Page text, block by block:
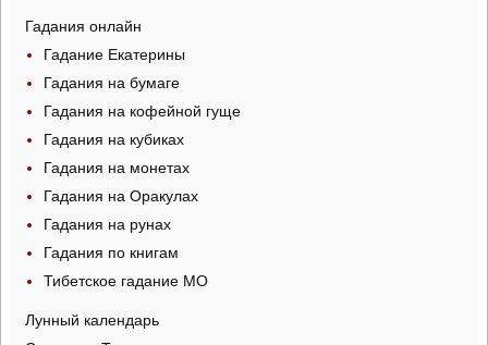
Гадания онлайн
Гадание Екатерины
Гадания на бумаге
Гадания на кофейной гуще
Гадания на кубиках
Гадания на монетах
Гадания на Оракулах
Гадания на рунах
Гадания по книгам
Тибетское гадание МО
Лунный календарь